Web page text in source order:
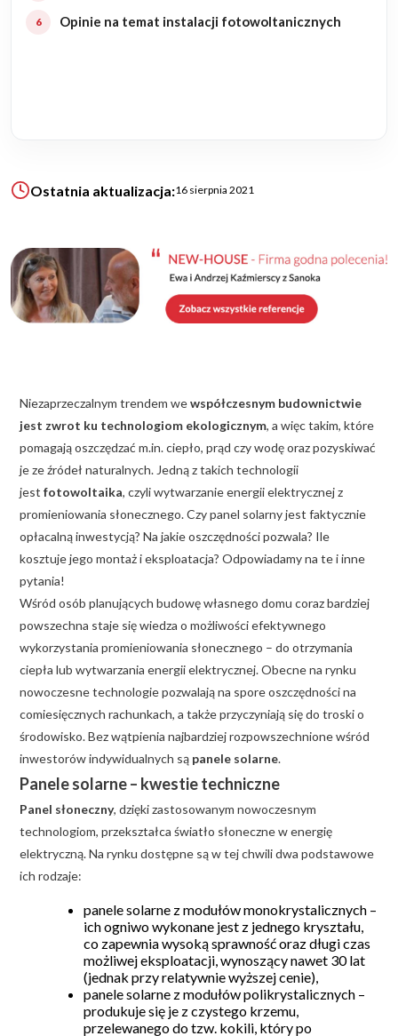
Budynki biurowe
Ogrody
KALKULATOR BUDOWY
BLOG
O NAS
KONAKT
Opinie na temat instalacji fotowoltanicznych
Ostatnia aktualizacja:16 sierpnia 2021
Niezaprzeczalnym trendem wewspółczesnym budownictwie
jest zwrot ku technologiom ekologicznym, a więc takim, które
pomagają oszczędzać m.in. ciepło, prąd czy wodę oraz pozyskiwać
je ze źródeł naturalnych. Jedną z takich technologii
jest fotowoltaika, czyli wytwarzanie energii elektrycznej z
promieniowania słonecznego. Czy panel solarny jest faktycznie
opłacalną inwestycją? Na jakie oszczędności pozwala? Ile
kosztuje jego montaż i eksploatacja? Odpowiadamy na te i inne
pytania!
Wśród osób planujących budowę własnego domu coraz bardziej
powszechna staje się wiedza o możliwości efektywnego
wykorzystania promieniowania słonecznego – do otrzymania
ciepła lub wytwarzania energii elektrycznej. Obecne na rynku
nowoczesne technologie pozwalają na spore oszczędności na
comiesięcznych rachunkach, a także przyczyniają się do troski o
środowisko. Bez wątpienia najbardziej rozpowszechnione wśród
inwestorów indywidualnych są panele solarne.
Panele solarne – kwestie techniczne
Panel słoneczny, dzięki zastosowanym nowoczesnym
technologiom, przekształca światło słoneczne w energię
elektryczną. Na rynku dostępne są w tej chwili dwa podstawowe
ich rodzaje:
panele solarne z modułów monokrystalicznych –
ich ogniwo wykonane jest z jednego kryształu,
co zapewnia wysoką sprawność oraz długi czas
możliwej eksploatacji, wynoszący nawet 30 lat
(jednak przy relatywnie wyższej cenie),
panele solarne z modułów polikrystalicznych –
produkuje się je z czystego krzemu,
przelewanego do tzw. kokili, który po